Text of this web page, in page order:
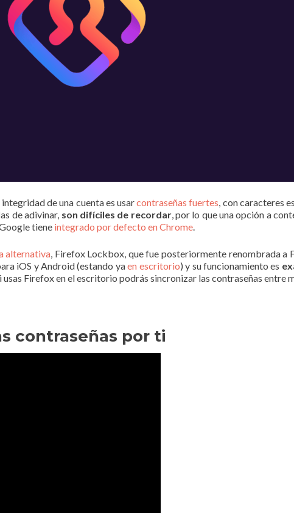
de una cuenta es usarcontraseñas fuertes, con caracteres
de adivinar, son difíciles de recordar, por lo que una opción a
tiene integrado por defecto en Chrome.
alternativa, Firefox Lockbox, que fue posteriormente renombrada a
iOS y Android (estando yaen escritorio) y su funcionamiento es
usas Firefox en el escritorio podrás sincronizar las contraseñas entre
contraseñas por ti